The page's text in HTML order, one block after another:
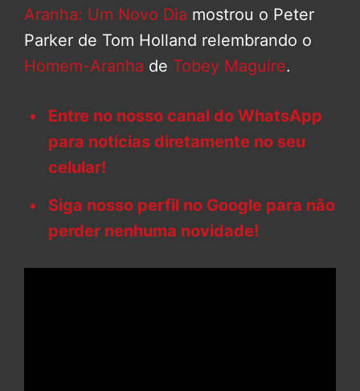
Aranha: Um Novo Dia mostrou o Peter
Parker de Tom Holland relembrando o
Homem-Aranha de Tobey Maguire.
Entre no nosso canal do WhatsApp
para notícias diretamente no seu
celular!
Siga nosso perfil no Google para não
perder nenhuma novidade!